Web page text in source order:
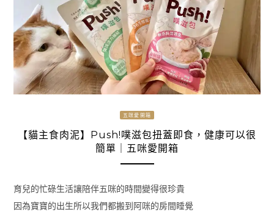
五咪愛開箱
【貓主食肉泥】Push!噗滋包扭蓋即食，健康可以很
簡單｜五咪愛開箱
育兒的忙碌生活讓陪伴五咪的時間變得很珍貴
因為寶寶的出生所以我們都搬到阿咪的房間睡覺